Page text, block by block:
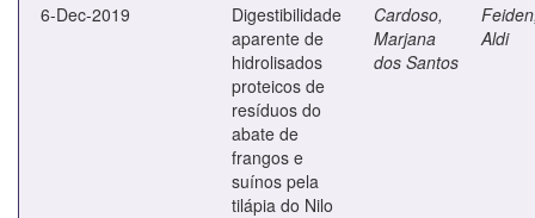
6-Dec-2019
Digestibilidade
aparente de
hidrolisados
proteicos de
resíduos do
abate de
frangos e
suínos pela
tilápia do Nilo
Cardoso,
Marjana
dos Santos
Aldi